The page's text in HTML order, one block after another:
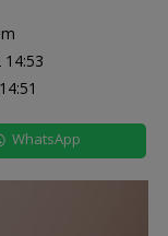
14:53
WhatsApp